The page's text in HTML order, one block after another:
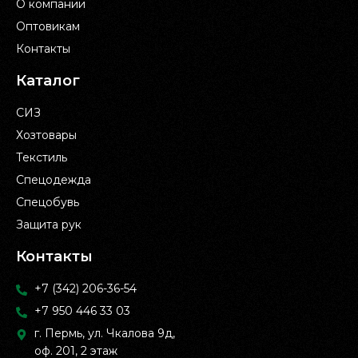
О компании
Оптовикам
Контакты
Каталог
СИЗ
Хозтовары
Текстиль
Спецодежда
Спецобувь
Защита рук
Контакты
+7 (342) 206-36-54
+7 950 446 33 03
г. Пермь, ул. Чкалова 9д,
оф. 201, 2 этаж